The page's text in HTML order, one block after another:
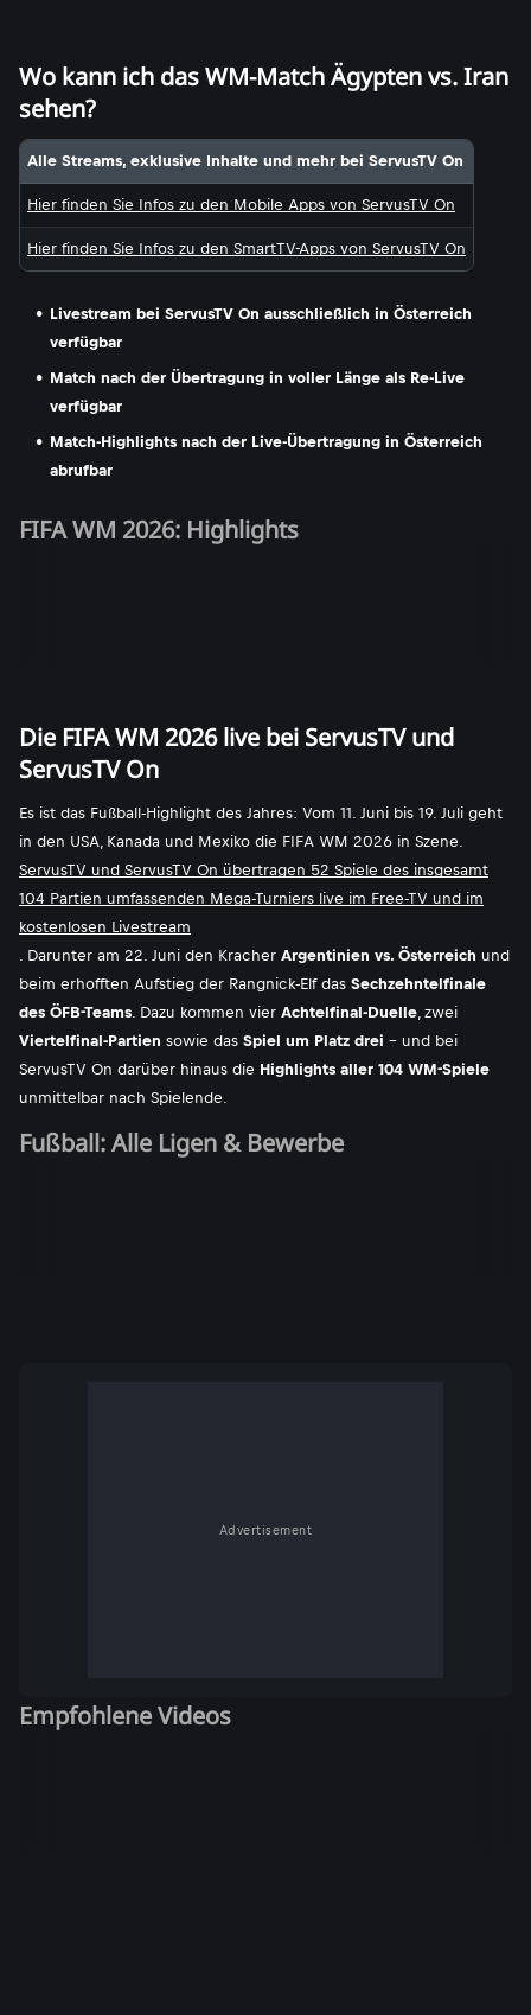
Wo kann ich das WM-Match Ägypten vs. Iran
sehen?
Alle Streams, exklusive Inhalte und mehr bei ServusTV On
Hier finden Sie Infos zu den Mobile Apps von ServusTV On
Hier finden Sie Infos zu den SmartTV-Apps von ServusTV On
Livestream bei ServusTV On ausschließlich in Österreich
verfügbar
Match nach der Übertragung in voller Länge als Re-Live
verfügbar
Match-Highlights nach der Live-Übertragung in Österreich
abrufbar
FIFA WM 2026: Highlights
Die FIFA WM 2026 live bei ServusTV und
ServusTV On
Es ist das Fußball-Highlight des Jahres: Vom 11. Juni bis 19. Juli geht
in den USA, Kanada und Mexiko die FIFA WM 2026 in Szene.
ServusTV und ServusTV On übertragen 52 Spiele des insgesamt
104 Partien umfassenden Mega-Turniers live im Free-TV und im
kostenlosen Livestream
. Darunter am 22. Juni den Kracher Argentinien vs. Österreich und
beim erhofften Aufstieg der Rangnick-Elf das Sechzehntelfinale
des ÖFB-Teams. Dazu kommen vier Achtelfinal-Duelle, zwei
Viertelfinal-Partien sowie das Spiel um Platz drei - und bei
ServusTV On darüber hinaus die Highlights aller 104 WM-Spiele
unmittelbar nach Spielende.
Fußball: Alle Ligen & Bewerbe
Advertisement
Empfohlene Videos